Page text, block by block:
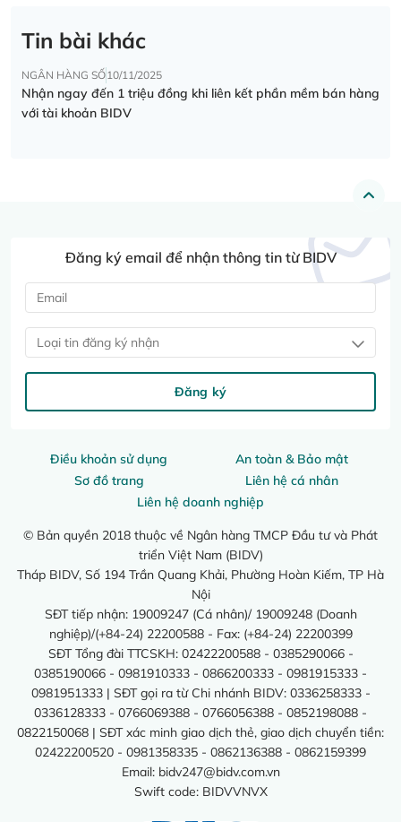
Tin bài khác
NGÂN HÀNG SỐ10/11/2025
Nhận ngay đến 1 triệu đồng khi liên kết phần mềm bán hàng
với tài khoản BIDV
Điều khoản sử dụng
An toàn & Bảo mật
Sơ đồ trang
Liên hệ cá nhân
Liên hệ doanh nghiệp
© Bản quyền 2018 thuộc về Ngân hàng TMCP Đầu tư và Phát
triển Việt Nam (BIDV)
Tháp BIDV, Số 194 Trần Quang Khải, Phường Hoàn Kiếm, TP Hà
Nội
SĐT tiếp nhận: 19009247 (Cá nhân)/ 19009248 (Doanh
nghiệp)/(+84-24) 22200588 - Fax: (+84-24) 22200399
SĐT Tổng đài TTCSKH: 02422200588 - 0385290066 -
0385190066 - 0981910333 - 0866200333 - 0981915333 -
0981951333 | SĐT gọi ra từ Chi nhánh BIDV: 0336258333 -
0336128333 - 0766069388 - 0766056388 - 0852198088 -
0822150068 | SĐT xác minh giao dịch thẻ, giao dịch chuyển tiền:
02422200520 - 0981358335 - 0862136388 - 0862159399
Email: bidv247@bidv.com.vn
Swift code: BIDVVNVX
Đăng ký email để nhận thông tin từ BIDV
Loại tin đăng ký nhận
Đăng ký